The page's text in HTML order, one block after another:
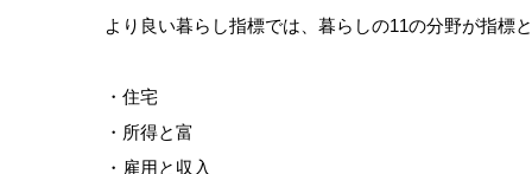
より良い暮らし指標では、暮らしの11の分野が指標
・住宅
・所得と富
・雇用と収入